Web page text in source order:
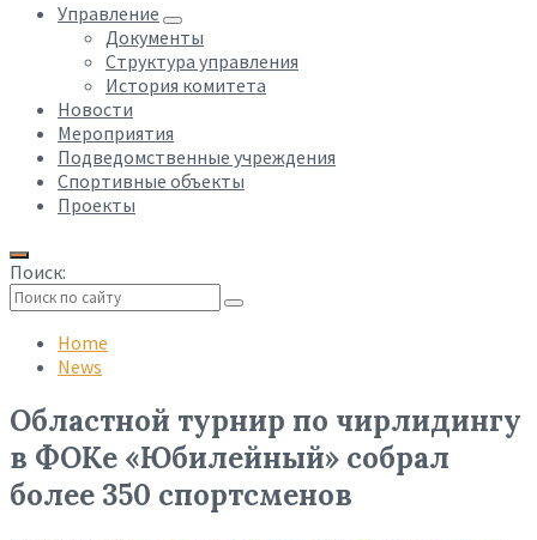
Управление
Документы
Структура управления
История комитета
Новости
Мероприятия
Подведомственные учреждения
Спортивные объекты
Проекты
Поиск:
search
Home
News
Областной турнир по чирлидингу
в ФОКе «Юбилейный» собрал
более 350 спортсменов